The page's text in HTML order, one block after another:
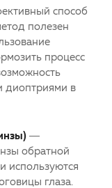
способ
полезен
процесс
диоптриями в
—
обратной
используются
глаза.